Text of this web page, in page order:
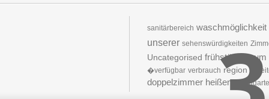
sanitärbereich waschmöglichkeit
unserer sehenswürdigkeiten
Uncategorised frühstücksraum
�verfügbar verbrauch region
doppelzimmer heißen